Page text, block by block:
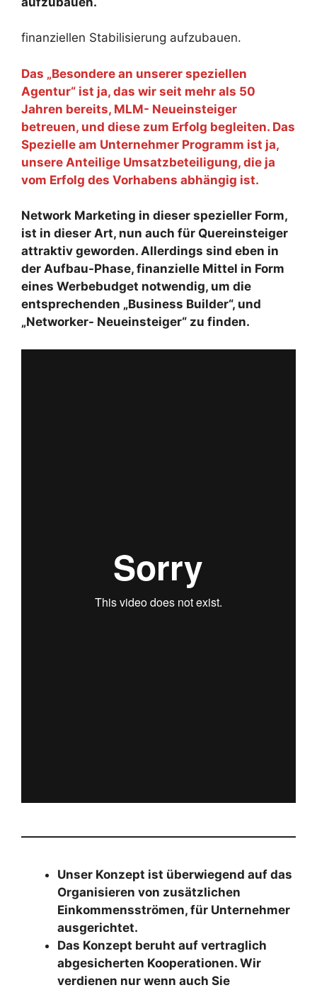
finanziellen Stabilisierung aufzubauen.
Das „Besondere an unserer speziellen
Agentur“ ist ja, das wir seit mehr als 50
Jahren bereits, MLM- Neueinsteiger
betreuen, und diese zum Erfolg begleiten. Das
Spezielle am Unternehmer Programm ist ja,
unsere Anteilige Umsatzbeteiligung, die ja
vom Erfolg des Vorhabens abhängig ist.
Network Marketing in dieser spezieller Form,
ist in dieser Art, nun auch für Quereinsteiger
attraktiv geworden. Allerdings sind eben in
der Aufbau-Phase, finanzielle Mittel in Form
eines Werbebudget notwendig, um die
entsprechenden „Business Builder“, und
„Networker- Neueinsteiger“ zu finden.
Unser Konzept ist überwiegend auf das
Organisieren von zusätzlichen
Einkommensströmen, für Unternehmer
ausgerichtet.
Das Konzept beruht auf vertraglich
abgesicherten Kooperationen. Wir
verdienen nur wenn auch Sie